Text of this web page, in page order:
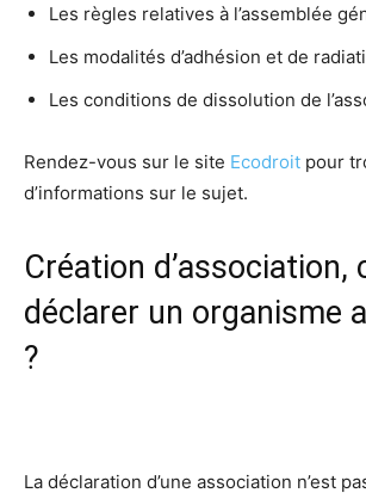
Les règles relatives à l’assemblée
Les modalités d’adhésion et de
Les conditions de dissolution de
Rendez-vous sur le site Ecodroit pour
d’informations sur le sujet.
Création d’association,
déclarer un organisme
?
La déclaration d’une association n’est